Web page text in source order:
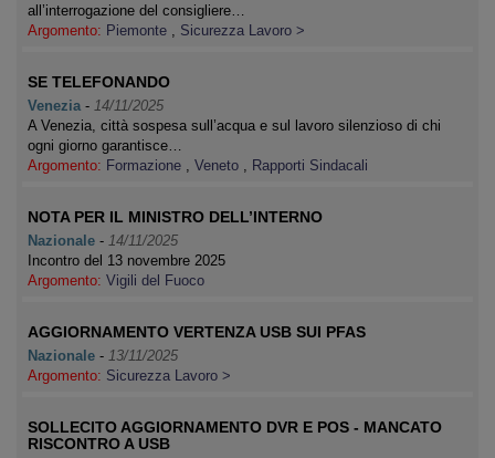
all’interrogazione del consigliere…
Argomento: Piemonte , Sicurezza Lavoro >
SE TELEFONANDO
Venezia - 14/11/2025
A Venezia, città sospesa sull’acqua e sul lavoro silenzioso di chi
ogni giorno garantisce…
Argomento: Formazione , Veneto , Rapporti Sindacali
NOTA PER IL MINISTRO DELL’INTERNO
Nazionale - 14/11/2025
Incontro del 13 novembre 2025
Argomento: Vigili del Fuoco
AGGIORNAMENTO VERTENZA USB SUI PFAS
Nazionale - 13/11/2025
Argomento: Sicurezza Lavoro >
SOLLECITO AGGIORNAMENTO DVR E POS - MANCATO
RISCONTRO A USB